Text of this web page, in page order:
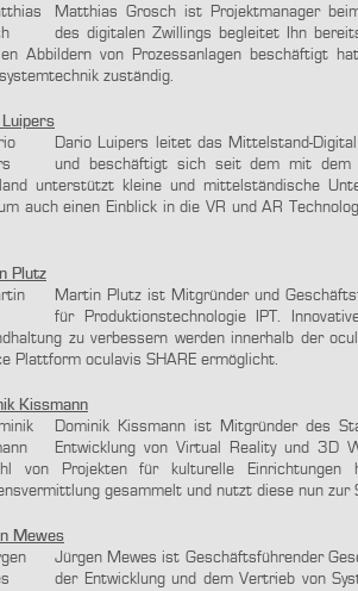
Matthias Grosch ist Projektmanager
des digitalen Zwillings begleitet Ihn
Abbildern von Prozessanlagen beschäftigt
zuständig.
Luipers
Dario Luipers leitet das Mittelstand-
und beschäftigt sich seit dem mit dem
unterstützt kleine und mittelständische
auch einen Einblick in die VR und AR
Plutz
Martin Plutz ist Mitgründer und
für Produktionstechnologie IPT.
zu verbessern werden innerhalb der
Plattform oculavis SHARE ermöglicht.
Kissmann
Dominik Kissmann ist Mitgründer des
Entwicklung von Virtual Reality und 3D
von Projekten für kulturelle
gesammelt und nutzt diese nun zur
Mewes
Jürgen Mewes ist Geschäftsführender
der Entwicklung und dem Vertrieb von